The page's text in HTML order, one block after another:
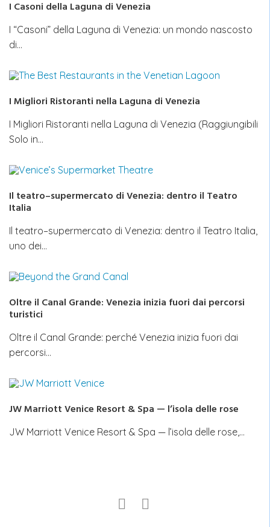
I Casoni della Laguna di Venezia
I “Casoni” della Laguna di Venezia: un mondo nascosto
di…
I Migliori Ristoranti nella Laguna di Venezia
I Migliori Ristoranti nella Laguna di Venezia (Raggiungibili
Solo in…
Il teatro–supermercato di Venezia: dentro il Teatro
Italia
Il teatro–supermercato di Venezia: dentro il Teatro Italia,
uno dei…
Oltre il Canal Grande: Venezia inizia fuori dai percorsi
turistici
Oltre il Canal Grande: perché Venezia inizia fuori dai
percorsi…
JW Marriott Venice Resort & Spa — l’isola delle rose
JW Marriott Venice Resort & Spa — l’isola delle rose,…